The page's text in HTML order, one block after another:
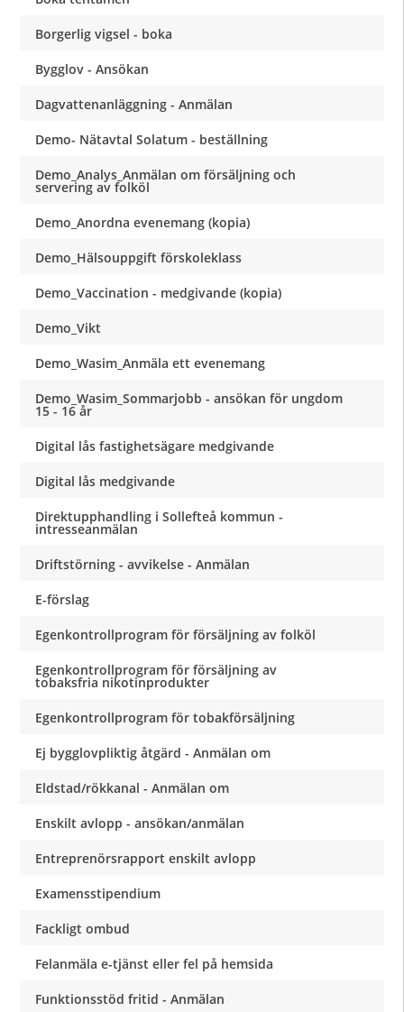
Borgerlig vigsel - boka
Bygglov - Ansökan
Dagvattenanläggning - Anmälan
Demo- Nätavtal Solatum - beställning
Demo_Analys_Anmälan om försäljning och
servering av folköl
Demo_Anordna evenemang (kopia)
Demo_Hälsouppgift förskoleklass
Demo_Vaccination - medgivande (kopia)
Demo_Vikt
Demo_Wasim_Anmäla ett evenemang
Demo_Wasim_Sommarjobb - ansökan för ungdom
15 - 16 år
Digital lås fastighetsägare medgivande
Digital lås medgivande
Direktupphandling i Sollefteå kommun -
intresseanmälan
Driftstörning - avvikelse - Anmälan
E-förslag
Egenkontrollprogram för försäljning av folköl
Egenkontrollprogram för försäljning av
tobaksfria nikotinprodukter
Egenkontrollprogram för tobakförsäljning
Ej bygglovpliktig åtgärd - Anmälan om
Eldstad/rökkanal - Anmälan om
Enskilt avlopp - ansökan/anmälan
Entreprenörsrapport enskilt avlopp
Examensstipendium
Fackligt ombud
Felanmäla e-tjänst eller fel på hemsida
Funktionsstöd fritid - Anmälan